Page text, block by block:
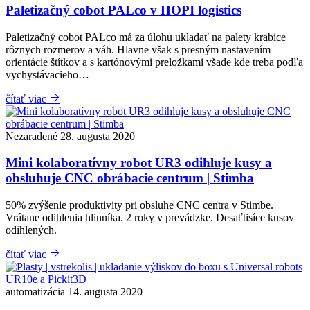
Paletizačný cobot PALco v HOPI logistics
Paletizačný cobot PALco má za úlohu ukladať na palety krabice
rôznych rozmerov a váh. Hlavne však s presným nastavením
orientácie štítkov a s kartónovými preložkami všade kde treba podľa
vychystávacieho…
čítať viac
Nezaradené 28. augusta 2020
Mini kolaboratívny robot UR3 odihluje kusy a
obsluhuje CNC obrábacie centrum | Stimba
50% zvýšenie produktivity pri obsluhe CNC centra v Stimbe.
Vrátane odihlenia hlinníka. 2 roky v prevádzke. Desaťtisíce kusov
odihlených.
čítať viac
automatizácia 14. augusta 2020